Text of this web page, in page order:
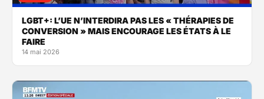
LGBT+: L’UE N’INTERDIRA PAS LES « THÉRAPIES DE
CONVERSION » MAIS ENCOURAGE LES ÉTATS À LE
FAIRE
14 mai 2026